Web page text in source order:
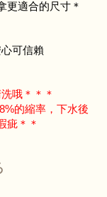
更適合的尺寸＊
可信賴
哦＊＊＊
的縮率，下水後
疵＊＊